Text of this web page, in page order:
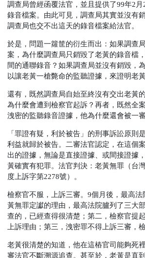
調查局曾經函覆法官，並且提供了99年2
錄音檔案。由此可見，調查局其實並沒有
調查局也交不出這天的錄音檔案給法官。
於是，問題一籮筐的衍生而出：如果調查
案，為什麼調查局只銷毀了老黃的錄音檔
間的通聯錄音？如果調查局並沒有銷毀，
以讓老黃一槍斃命的監聽證據，來證明老
還有，既然調查局自始至終沒有交出老黃
為什麼會遭到檢察官起訴？再者，既然全
洩密的監聽錄音證據，他為什麼還會被一
「罪證有疑，利於被告」的刑事訴訟原則
利益就歸於被告。二審法官認定，在這個
出的證據，無論是直接證據、或間接證據
黃確實有犯罪。法官判決：老黃無罪 （台
度上訴字第2278號） 。
檢察官不服，上訴三審。9個月後，最高
黃無罪定讞的理由，最高法院臚列了三大
查的，已經查得很清楚；第二，檢察官提
上訴理由；第三，洩密罪不得上訴三審，
老黃很清楚的知道，他在這樁官司能夠死
審法官不斷溯源追查。甚至於，老黃是直